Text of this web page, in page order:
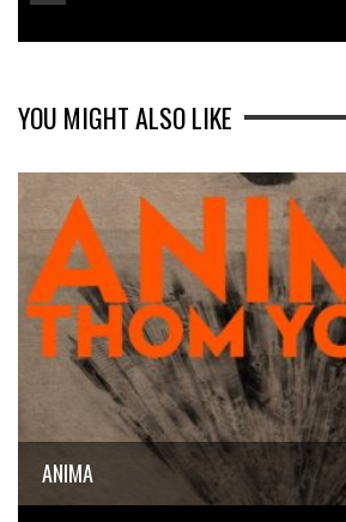
YOU MIGHT ALSO LIKE
ANIMA